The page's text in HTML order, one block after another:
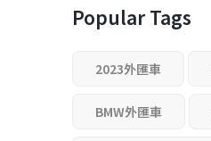
Popular Tags
2023外匯車
BMW外匯車